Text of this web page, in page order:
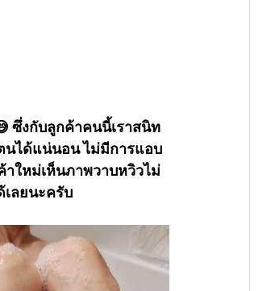
ซึ่งกับลูกค้าคนนี้เราสนิท
นได้แน่นอน ไม่มีการแอบ
าใหม่เห็นภาพวาบหวิวไม่
ลยนะครับ